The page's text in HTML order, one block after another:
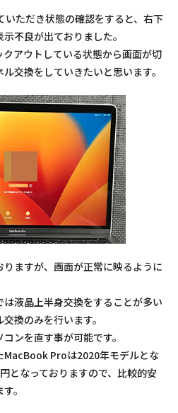
ただき状態の確認をすると、右下
不良が出ておりました。
アウトしている状態から画面が切
交換をしていきたいと思います。
ますが、画面が正常に映るように
液晶上半身交換をすることが多い
換のみを行います。
ンを直す事が可能です。
MacBook Proは2020年モデルとな
となっておりますので、比較的安
。